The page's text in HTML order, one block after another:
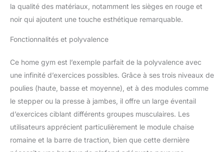
SÉCURITÉ : rembourrage
en mousse EVA
respirante, cadre et
câbles en acier renforcé,
construction stable pour
un usage intensif.
SPORTSTECH LIVE ET
QUALITÉ : entraînez-
vous guidé avec
l'application Sportstech
Live, profitez de la qualité
de la marque, du service
client et de la garantie.
la qualité des matériaux, notamment les sièges en rouge et
noir qui ajoutent une touche esthétique remarquable.
Fonctionnalités et polyvalence
Ce home gym est l’exemple parfait de la polyvalence avec
une infinité d’exercices possibles. Grâce à ses trois niveaux de
poulies (haute, basse et moyenne), et à des modules comme
le stepper ou la presse à jambes, il offre un large éventail
d’exercices ciblant différents groupes musculaires. Les
utilisateurs apprécient particulièrement le module chaise
romaine et la barre de traction, bien que cette dernière